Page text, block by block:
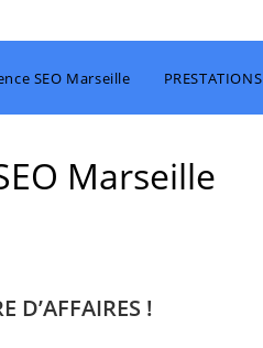
SEO Marseille PRESTATIONS
Marseille
D’AFFAIRES !